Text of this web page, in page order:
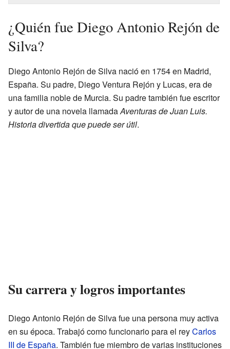
¿Quién fue Diego Antonio Rejón de
Silva?
Diego Antonio Rejón de Silva nació en 1754 en Madrid,
España. Su padre, Diego Ventura Rejón y Lucas, era de
una familia noble de Murcia. Su padre también fue escritor
y autor de una novela llamadaAventuras de Juan Luis.
Historia divertida que puede ser útil.
Su carrera y logros importantes
Diego Antonio Rejón de Silva fue una persona muy activa
en su época. Trabajó como funcionario para el reyCarlos
III de España. También fue miembro de varias instituciones